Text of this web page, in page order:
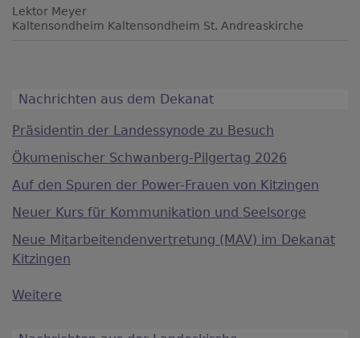
Lektor Meyer
Kaltensondheim Kaltensondheim St. Andreaskirche
Nachrichten aus dem Dekanat
Präsidentin der Landessynode zu Besuch
Ökumenischer Schwanberg-Pilgertag 2026
Auf den Spuren der Power-Frauen von Kitzingen
Neuer Kurs für Kommunikation und Seelsorge
Neue Mitarbeitendenvertretung (MAV) im Dekanat
Kitzingen
Weitere